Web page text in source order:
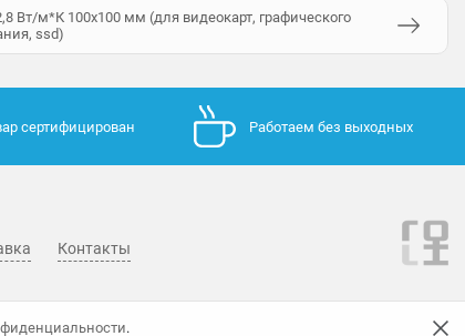
Вт/м*К 100х100 мм (для видеокарт, графического
ssd)
.
сертифицирован Работаем без выходных
Контакты